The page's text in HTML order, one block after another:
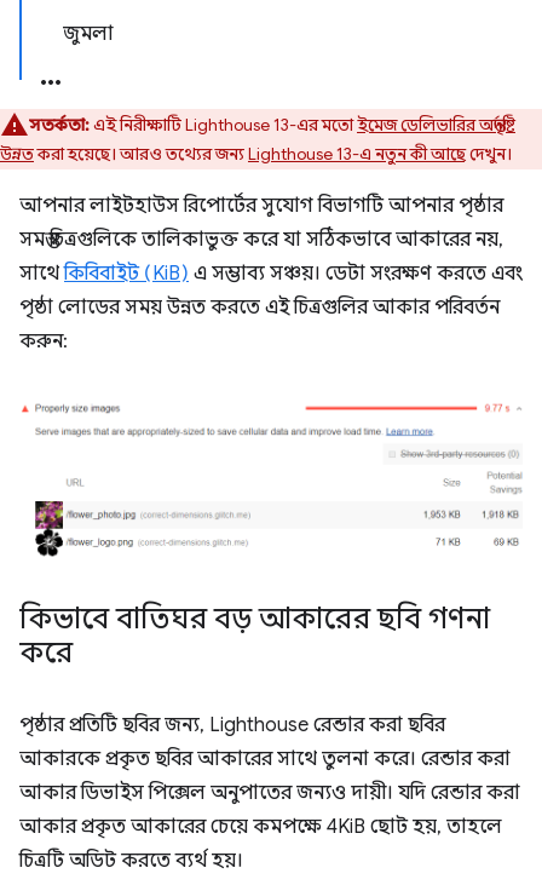
জুমলা
সতর্কতা:এই নিরীক্ষাটি Lighthouse 13-এর মতোইমেজ ডেলিভারির অন্তর্দৃষ্টি
উন্নতকরা হয়েছে। আরও তথ্যের জন্যLighthouse 13-এ নতুন কী আছেদেখুন।
আপনার লাইটহাউস রিপোর্টের সুযোগ বিভাগটি আপনার পৃষ্ঠার
সমস্ত চিত্রগুলিকে তালিকাভুক্ত করে যা সঠিকভাবে আকারের নয়,
সাথেকিবিবাইট (KiB) এ সম্ভাব্য সঞ্চয়। ডেটা সংরক্ষণ করতে এবং
পৃষ্ঠা লোডের সময় উন্নত করতে এই চিত্রগুলির আকার পরিবর্তন
করুন:
কিভাবে বাতিঘর বড় আকারের ছবি গণনা
করে
পৃষ্ঠার প্রতিটি ছবির জন্য, Lighthouse রেন্ডার করা ছবির
আকারকে প্রকৃত ছবির আকারের সাথে তুলনা করে। রেন্ডার করা
আকার ডিভাইস পিক্সেল অনুপাতের জন্যও দায়ী। যদি রেন্ডার করা
আকার প্রকৃত আকারের চেয়ে কমপক্ষে 4KiB ছোট হয়, তাহলে
চিত্রটি অডিট করতে ব্যর্থ হয়।